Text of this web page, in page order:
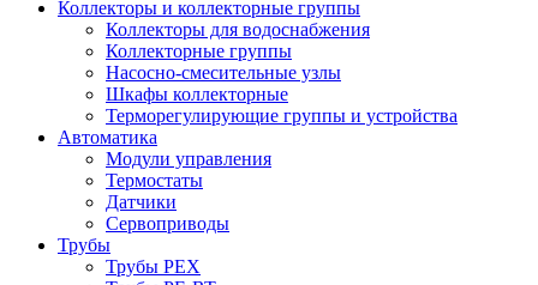
Коллекторы и коллекторные группы
Коллекторы для водоснабжения
Коллекторные группы
Насосно-смесительные узлы
Шкафы коллекторные
Терморегулирующие группы и устройства
Автоматика
Модули управления
Термостаты
Датчики
Сервоприводы
Трубы
Трубы PEX